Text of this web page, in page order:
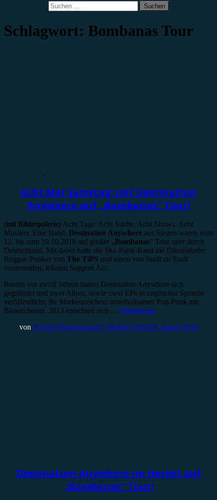
Suchen
nach:
Schlagwort: Bombanas Tour
,
Acht Mal Samstag: mit Destination
Anywhere auf „Bombanas“ Tour!
(mit Bildergalerie) Acht Tage. Acht Städte. Acht Shows. Acht
Musiker. Eine Band: Destination Anywhere aus Siegen waren vom
12. bis zum 19.10.2018 auf großer „Bombanas“ Tour quer durch
Deutschland. Mit dabei hatte die Ska-Punk-Band die Düsseldorfer
Reggae-Punker von The TiPS und einen von Stadt zu Stadt
variierenden, lokalen Support Act.
Bereits vor zwölf Jahren hatten Destination Anywhere sich
gegründet und zwei Alben, sowie zwei EPs in englischer Sprache
veröffentlicht. Ihr Markenzeichen: unterhaltsamer Pop-Punk mit
Blasorchester. 2013 entschied sich … Weiterlesen
von Yvonne Hopfensack22. Oktober 201823. Januar 2019
Destination Anywhere im Herbst auf
„Bombanas“ Tour!